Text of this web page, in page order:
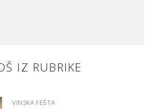
IZ RUBRIKE
VINSKA FEŠTA